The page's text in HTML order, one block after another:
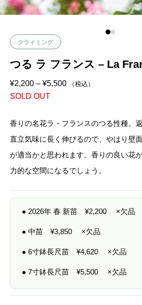
クライミング
つる ラ フランス – La
¥2,200 – ¥5,500価
2
2
0
¥
5
0
0
（税込）
SOLD OUT
香りの名花ラ・フランスのつる性種。
直立気味に長く伸びるので、やはり壁
が適当かと思われます。香りの良い花
力的な空間になるでしょう。
● 2026年 春 新苗 ¥2,200 ×欠品
● 中苗 ¥3,850 ×欠品
● 6寸鉢長尺苗 ¥4,620 ×欠品
● 7寸鉢長尺苗 ¥5,500 ×欠品